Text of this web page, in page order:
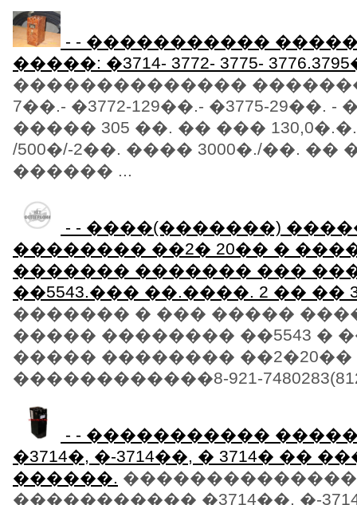
- - �����������
�����: �3714- 3772- 3775-
��������������
7��.- �3772-129��.- �3775-29��. -
����� 305 ��. �� ��� 130,0�.�.
/500�/-2��. ���� 3000�./��.
������ ...
- - ����(�������)
�������� ��2� 20�� �
������� ������� ���
��5543.��� ��.����. 2 �� ��
������� � ��� �����
����� �������� ��5543 �
����� �������� ��2�20��
������������8-921-
- - �����������
�3714�, �-3714��, � 3714� ��
������. ��������������
����������� �3714��, �-